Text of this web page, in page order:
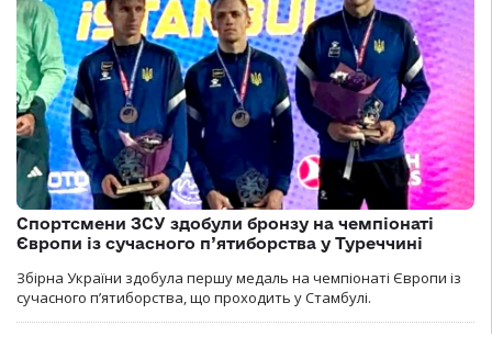
Спортсмени ЗСУ здобули бронзу на чемпіонаті
Європи із сучасного п’ятиборства у Туреччині
Збірна України здобула першу медаль на чемпіонаті Європи із
сучасного п’ятиборства, що проходить у Стамбулі.